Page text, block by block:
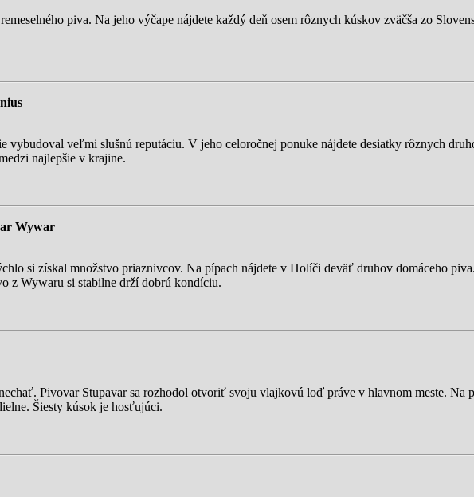
piva. Na jeho výčape nájdete každý deň osem rôznych kúskov zväčša zo
vybudoval veľmi slušnú reputáciu. V jeho celoročnej ponuke nájdete desiatky rôznych
najlepšie v krajine.
Wywar
si získal množstvo priaznivcov. Na pípach nájdete v Holíči deväť druhov domáceho
z Wywaru si stabilne drží dobrú kondíciu.
Pivovar Stupavar sa rozhodol otvoriť svoju vlajkovú loď práve v hlavnom meste. Na
Šiesty kúsok je hosťujúci.